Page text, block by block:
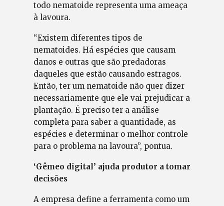
todo nematoide representa uma ameaça
à lavoura.
“Existem diferentes tipos de
nematoides. Há espécies que causam
danos e outras que são predadoras
daqueles que estão causando estragos.
Então, ter um nematoide não quer dizer
necessariamente que ele vai prejudicar a
plantação. É preciso ter a análise
completa para saber a quantidade, as
espécies e determinar o melhor controle
para o problema na lavoura”, pontua.
‘Gêmeo digital’ ajuda produtor a tomar
decisões
A empresa define a ferramenta como um